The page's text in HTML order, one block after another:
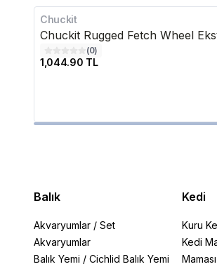
Chuckit
Chuckit Rugged Fetch Wheel
(0)
1,044.90 TL
Balık
Akvaryumlar / Set
Akvaryumlar
Balık Yemi / Cichlid Balık Yemi
Kedi
Kuru
Kedi
Maması